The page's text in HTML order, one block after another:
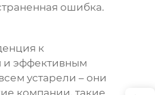
ошибка.
к
и эффективным
устарели – они